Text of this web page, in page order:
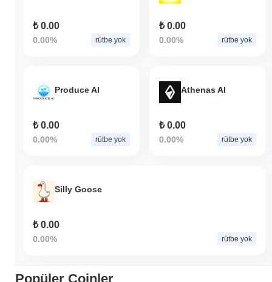
₺ 0.00
0.00% rütbe yok
₺ 0.00
0.00% rütbe yok
Produce AI
₺ 0.00
0.00% rütbe yok
Athenas AI
₺ 0.00
0.00% rütbe yok
Silly Goose
₺ 0.00
0.00% rütbe yok
Popüler Coinler